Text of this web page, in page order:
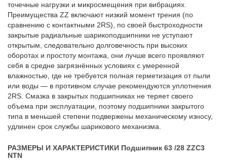
точечные нагрузки и микросмещения при вибрациях.
Преимущества ZZ включают низкий момент трения (по
сравнению с контактными 2RS), по своей быстроходности
закрытые радиальные шарикоподшипники не уступают
открытым, следовательно долговечность при высоких
оборотах и простоту монтажа, они лучше всего проявляют
себя в средне загрязнённых условиях с умеренной
влажностью, где не требуется полная герметизация от пыли
или воды — в противном случае рекомендуются уплотнения
2RS. Смазка в закрытых подшипниках не теряет своего
объема при эксплуатации, поэтому подшипники закрытого
типа в меньшей степени подвержены механическому износу,
удлинен срок службы шарикового механизма.
РАЗМЕРЫ И ХАРАКТЕРИСТИКИ Подшипник 63 /28 ZZC3
NTN